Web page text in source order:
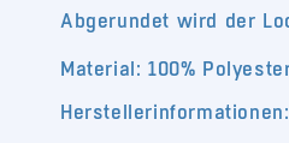
Abgerundet wird der
Material: 100%
Herstellerinformationen: